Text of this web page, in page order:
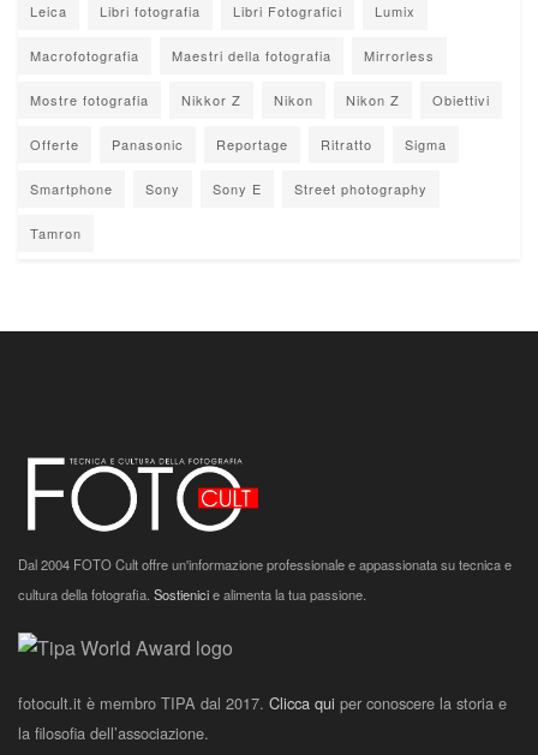
Leica Libri fotografia Libri Fotografici Lumix
Macrofotografia Maestri della fotografia Mirrorless
Mostre fotografia Nikkor Z Nikon Nikon Z Obiettivi
Offerte Panasonic Reportage Ritratto Sigma
Smartphone Sony Sony E Street photography
Tamron
Dal 2004 FOTO Cult offre un'informazione professionale e appassionata su tecnica e
cultura della fotografia. Sostienicie alimenta la tua passione.
fotocult.it è membro TIPA dal 2017. Clicca qui per conoscere la storia e
la filosofia dell’associazione.